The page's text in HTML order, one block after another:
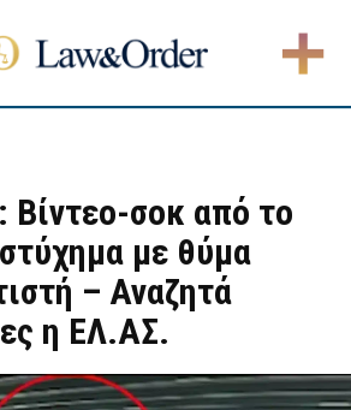
Βίντεο-σοκ από το
με θύμα
– Αναζητά
η ΕΛ.ΑΣ.